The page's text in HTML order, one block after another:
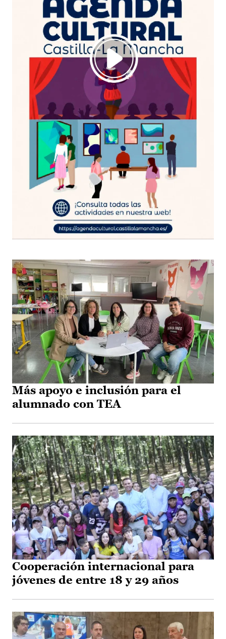
Más apoyo e inclusión para el
alumnado con TEA
Cooperación internacional para
jóvenes de entre 18 y 29 años